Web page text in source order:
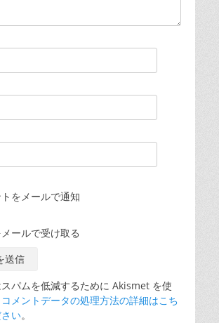
をメールで通知
ールで受け取る
パムを低減するために Akismet を使
コメントデータの処理方法の詳細はこち
い。